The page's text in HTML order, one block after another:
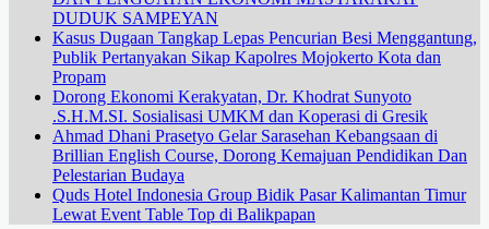
DUDUK SAMPEYAN
Kasus Dugaan Tangkap Lepas Pencurian Besi Menggantung,
Publik Pertanyakan Sikap Kapolres Mojokerto Kota dan
Propam
Dorong Ekonomi Kerakyatan, Dr. Khodrat Sunyoto
.S.H.M.SI. Sosialisasi UMKM dan Koperasi di Gresik
Ahmad Dhani Prasetyo Gelar Sarasehan Kebangsaan di
Brillian English Course, Dorong Kemajuan Pendidikan Dan
Pelestarian Budaya
Quds Hotel Indonesia Group Bidik Pasar Kalimantan Timur
Lewat Event Table Top di Balikpapan